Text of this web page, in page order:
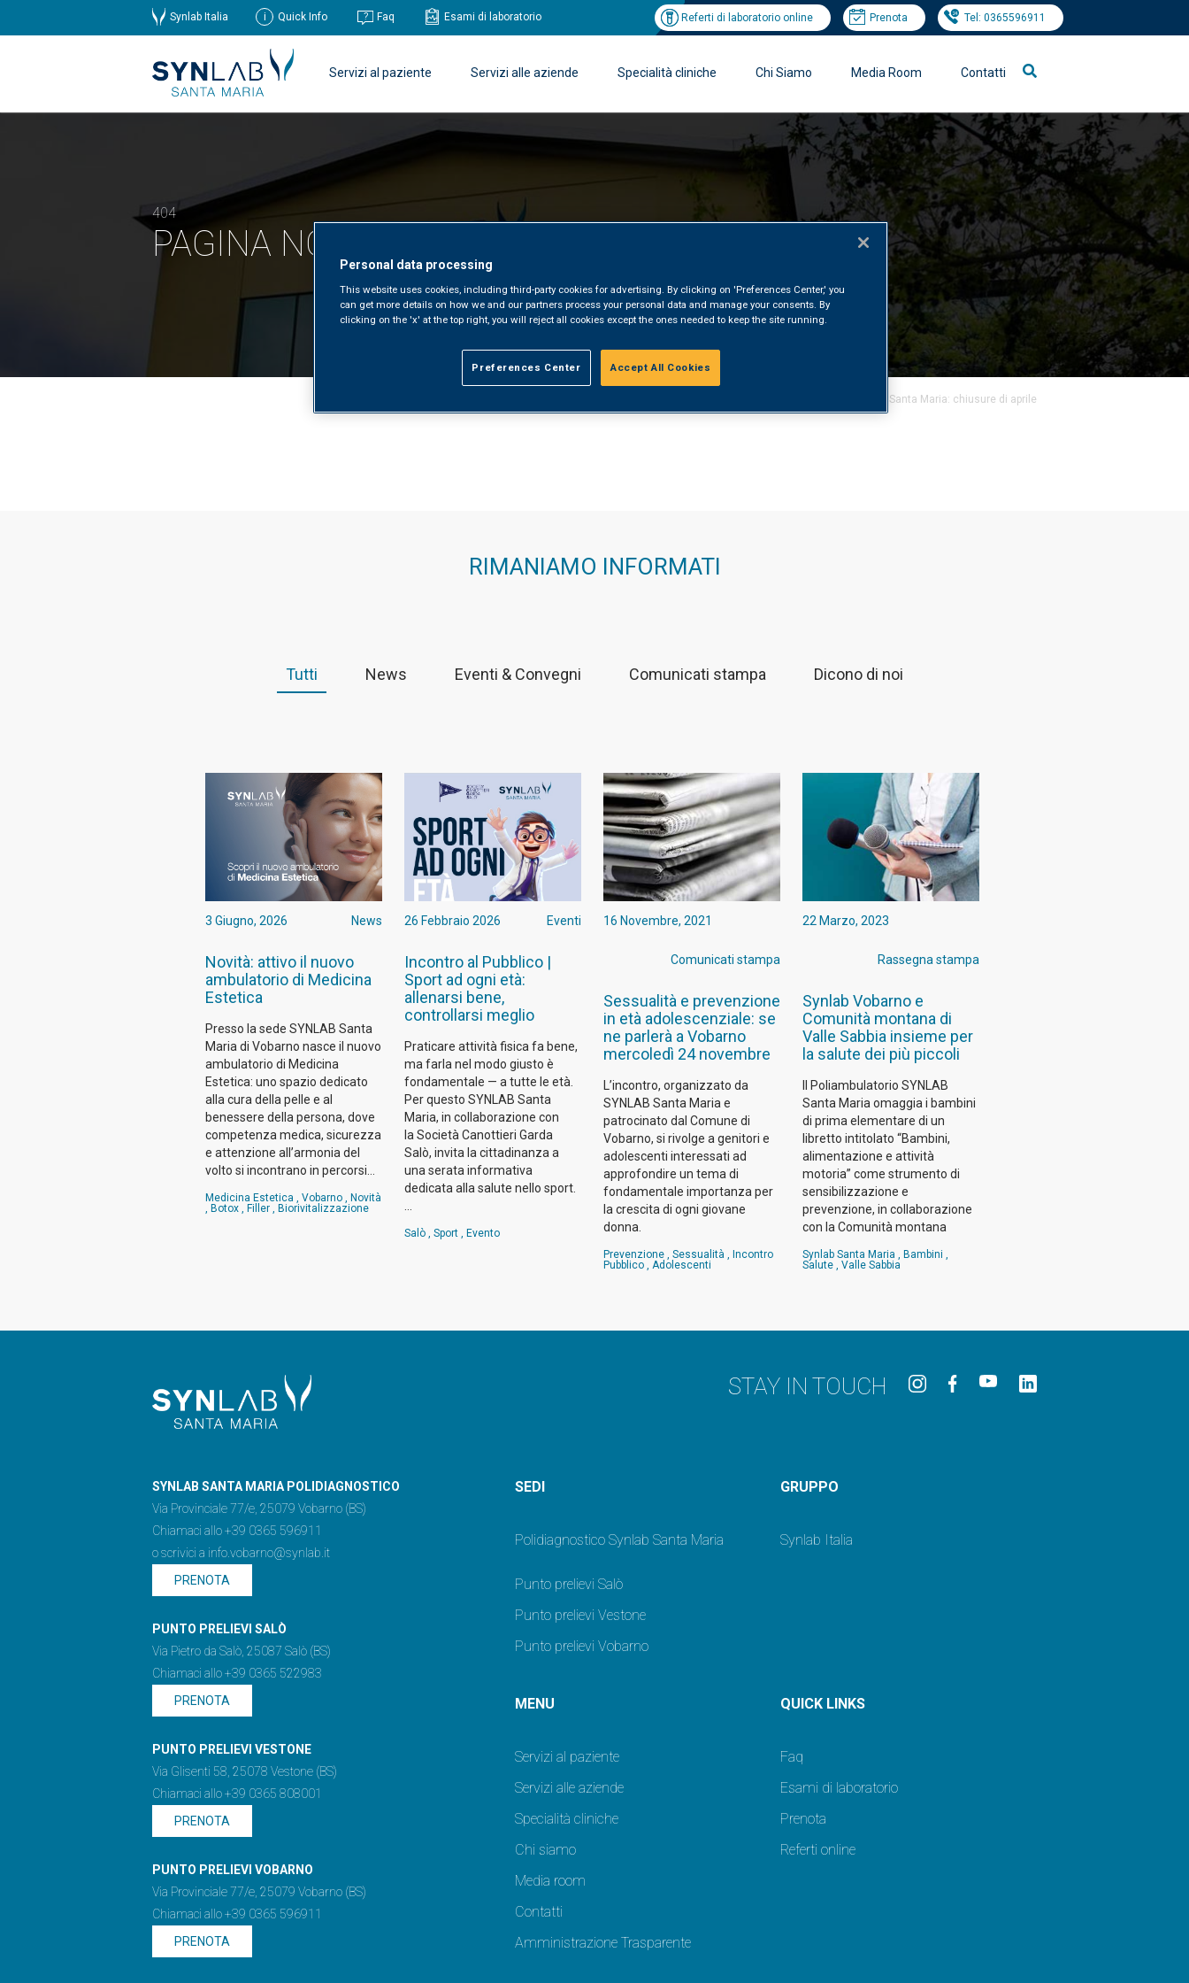
Synlab Italia Quick Info Faq Esami di laboratorio Referti di laboratorio online Prenota Tel: 0365596911
Servizi al paziente Servizi alle aziende Specialità cliniche Chi Siamo Media Room Contatti
404
PAGINA NON TROVATA
SYNLAB Santa Maria: chiusure di aprile
RIMANIAMO INFORMATI
Tutti News Eventi & Convegni Comunicati stampa Dicono di noi
3 Giugno, 2026 News
Novità: attivo il nuovo
ambulatorio di Medicina
Estetica
Presso la sede SYNLAB Santa
Maria di Vobarno nasce il nuovo
ambulatorio di Medicina
Estetica: uno spazio dedicato
alla cura della pelle e al
benessere della persona, dove
competenza medica, sicurezza
e attenzione all’armonia del
volto si incontrano in percorsi…
Medicina Estetica , Vobarno , Novità
, Botox , Filler , Biorivitalizzazione
26 Febbraio 2026 Eventi
Incontro al Pubblico |
Sport ad ogni età:
allenarsi bene,
controllarsi meglio
Praticare attività fisica fa bene,
ma farla nel modo giusto è
fondamentale — a tutte le età.
Per questo SYNLAB Santa
Maria, in collaborazione con
la Società Canottieri Garda
Salò, invita la cittadinanza a
una serata informativa
dedicata alla salute nello sport.
Salò , Sport , Evento
16 Novembre, 2021
Comunicati stampa
Sessualità e prevenzione
in età adolescenziale: se
ne parlerà a Vobarno
mercoledì 24 novembre
L’incontro, organizzato da
SYNLAB Santa Maria e
patrocinato dal Comune di
Vobarno, si rivolge a genitori e
adolescenti interessati ad
approfondire un tema di
fondamentale importanza per
la crescita di ogni giovane
donna.
Prevenzione , Sessualità , Incontro
Pubblico , Adolescenti
22 Marzo, 2023
Rassegna stampa
Synlab Vobarno e
Comunità montana di
Valle Sabbia insieme per
la salute dei più piccoli
Il Poliambulatorio SYNLAB
Santa Maria omaggia i bambini
di prima elementare di un
libretto intitolato “Bambini,
alimentazione e attività
motoria” come strumento di
sensibilizzazione e
prevenzione, in collaborazione
con la Comunità montana
Synlab Santa Maria , Bambini ,
Salute , Valle Sabbia
STAY IN TOUCH
SYNLAB SANTA MARIA POLIDIAGNOSTICO
Via Provinciale 77/e, 25079 Vobarno (BS)
Chiamaci allo +39 0365 596911
o scrivici a info.vobarno@synlab.it
PRENOTA
PUNTO PRELIEVI SALÒ
Via Pietro da Salò, 25087 Salò (BS)
Chiamaci allo +39 0365 522983
PRENOTA
PUNTO PRELIEVI VESTONE
Via Glisenti 58, 25078 Vestone (BS)
Chiamaci allo +39 0365 808001
PRENOTA
PUNTO PRELIEVI VOBARNO
Via Provinciale 77/e, 25079 Vobarno (BS)
Chiamaci allo +39 0365 596911
PRENOTA
GRUPPO
Synlab Italia
SEDI
Polidiagnostico Synlab Santa Maria
Punto prelievi Salò
Punto prelievi Vestone
Punto prelievi Vobarno
QUICK LINKS
Faq
Esami di laboratorio
Prenota
Referti online
MENU
Servizi al paziente
Servizi alle aziende
Specialità cliniche
Chi siamo
Media room
Contatti
Amministrazione Trasparente
Personal data processing
This website uses cookies, including third-party cookies for advertising. By clicking on 'Preferences Center,' you
can get more details on how we and our partners process your personal data and manage your consents. By
clicking on the 'x' at the top right, you will reject all cookies except the ones needed to keep the site running.
Preferences Center Accept All Cookies